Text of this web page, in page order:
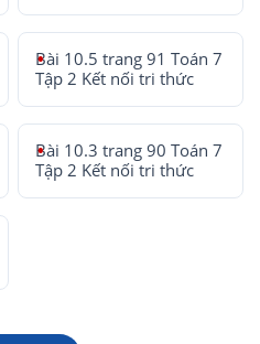
Bài 10.5 trang 91 Toán 7
Tập 2 Kết nối tri thức
Bài 10.3 trang 90 Toán 7
Tập 2 Kết nối tri thức